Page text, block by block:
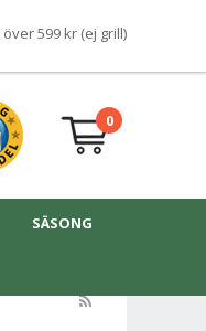
över 599 kr (ej grill)
0
SÄSONG